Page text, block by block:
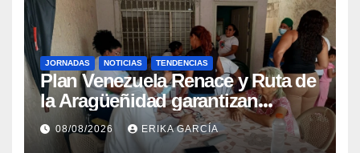
JORNADAS NOTICIAS TENDENCIAS
Plan Venezuela Renace y Ruta de
la Aragüeñidad garantizan
atención médica integral en
Aragua
08/08/2026 ERIKA GARCÍA